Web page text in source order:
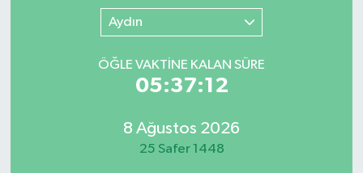
Aydın
ÖĞLE VAKTİNE KALAN SÜRE
05:37:12
8 Ağustos 2026
25 Safer 1448
Tüm Manşetler
Son Dakika Haberleri